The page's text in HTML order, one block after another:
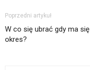
Poprzedni artykuł
W co się ubrać gdy ma się
okres?